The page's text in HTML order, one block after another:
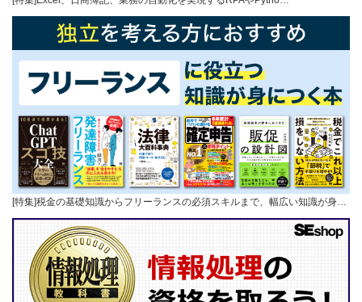
[特集]税金の基礎知識からフリーランスの必須スキルまで、幅広い知識が身…